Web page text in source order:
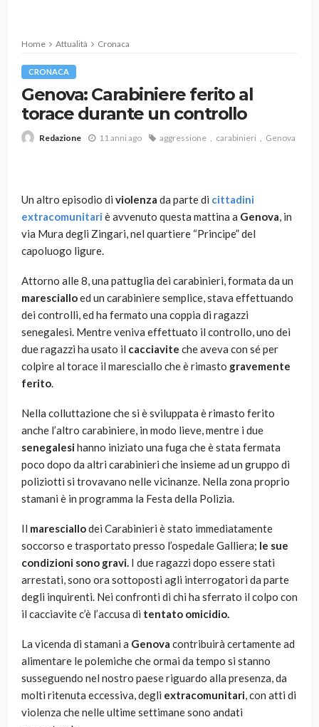
Home Attualità Cronaca
CRONACA
Genova: Carabiniere ferito al
torace durante un controllo
Redazione 11 anni ago aggressione carabinieri Genova
Un altro episodio di violenza da parte di cittadini
extracomunitari è avvenuto questa mattina a Genova, in
via Mura degli Zingari, nel quartiere “Principe” del
capoluogo ligure.
Attorno alle 8, una pattuglia dei carabinieri, formata da un
marescialloed un carabiniere semplice, stava effettuando
dei controlli, ed ha fermato una coppia di ragazzi
senegalesi. Mentre veniva effettuato il controllo, uno dei
due ragazzi ha usato il cacciavite che aveva con sé per
colpire al torace il maresciallo che è rimasto gravemente
ferito.
Nella colluttazione che si è sviluppata è rimasto ferito
anche l’altro carabiniere, in modo lieve, mentre i due
senegalesihanno iniziato una fuga che è stata fermata
poco dopo da altri carabinieri che insieme ad un gruppo di
poliziotti si trovavano nelle vicinanze. Nella zona proprio
stamani è in programma la Festa della Polizia.
Il maresciallodei Carabinieri è stato immediatamente
soccorso e trasportato presso l’ospedale Galliera; le sue
condizioni sono gravi. I due ragazzi dopo essere stati
arrestati, sono ora sottoposti agli interrogatori da parte
degli inquirenti. Nei confronti di chi ha sferrato il colpo con
il cacciavite c’è l’accusa di tentato omicidio.
La vicenda di stamani a Genova contribuirà certamente ad
alimentare le polemiche che ormai da tempo si stanno
susseguendo nel nostro paese riguardo alla presenza, da
molti ritenuta eccessiva, degli extracomunitari, con atti di
violenza che nelle ultime settimane sono andati